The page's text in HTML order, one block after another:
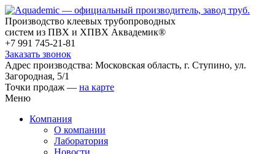
Производство клеевых трубопроводных
систем из ПВХ и ХПВХ Аквадемик®
+7 991 745-21-81
Заказать звонок
Адрес производства: Московская область, г. Ступино, ул.
Загородная, 5/1
Точки продаж — на карте
Меню
Компания
О компании
Лаборатория
Новости